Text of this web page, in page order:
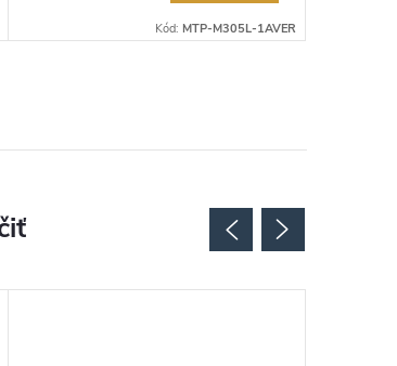
Kód: MTP-M305L-1AVER